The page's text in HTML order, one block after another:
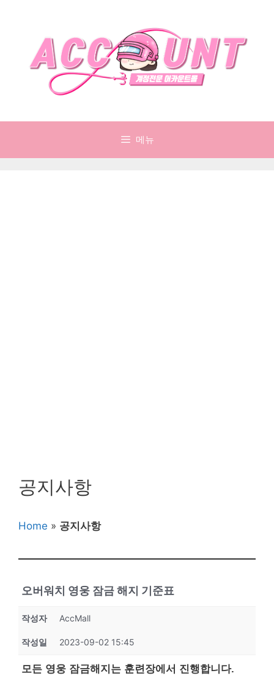
메뉴
공지사항
Home » 공지사항
오버워치 영웅 잠금 해지 기준표
작성자 AccMall
작성일 2023-09-02 15:45
모든 영웅 잠금해지는 훈련장에서 진행합니다.